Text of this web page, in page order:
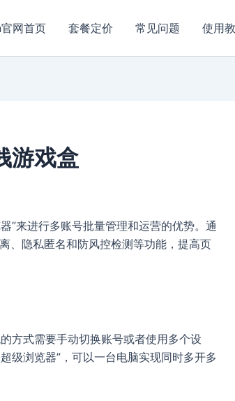
网首页 套餐定价 常见问题 使用
游戏盒
”来进行多账号批量管理和运营的优势。通
、隐私匿名和防风控检测等功能，提高页
方式需要手动切换账号或者使用多个设
级浏览器”，可以一台电脑实现同时多开多